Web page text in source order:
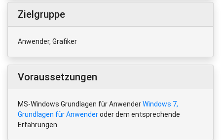
Zielgruppe
Anwender, Grafiker
Voraussetzungen
MS-Windows Grundlagen für AnwenderWindows 7,
Grundlagen für Anwenderoder dem entsprechende
Erfahrungen